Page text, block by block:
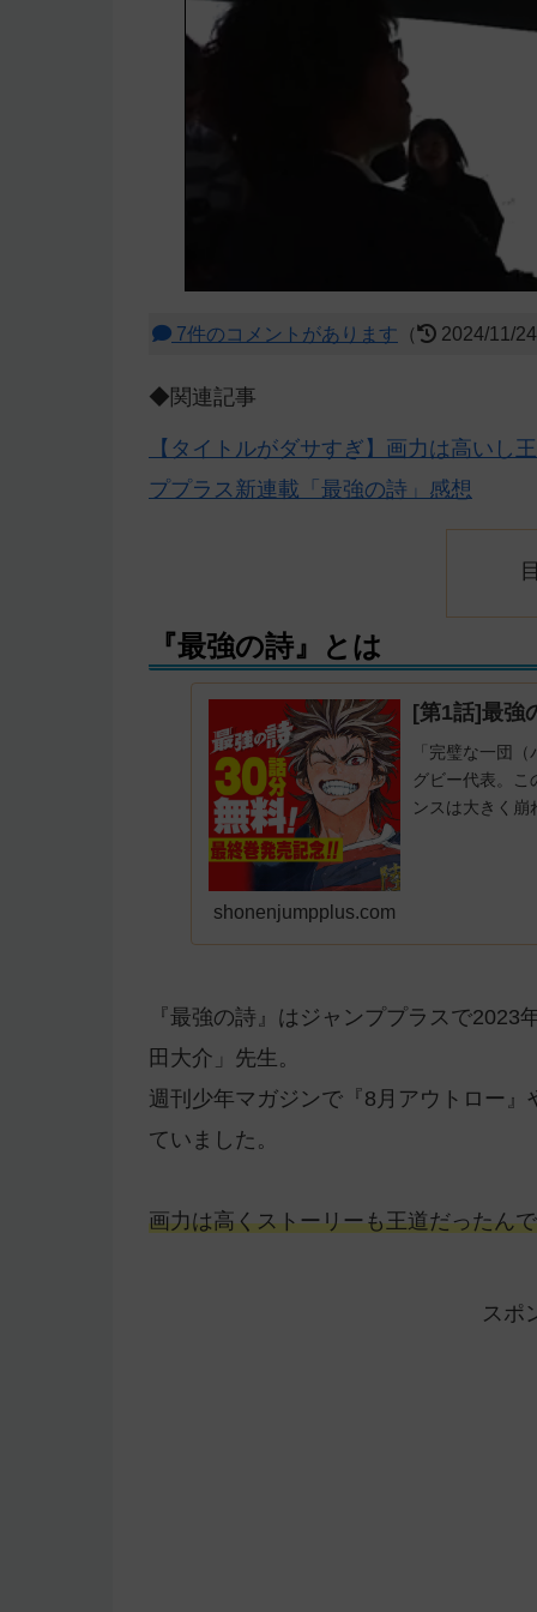
7件のコメントがあります （ 2024/11/
◆関連記事
【タイトルがダサすぎ】画力は高いし
ププラス新連載「最強の詩」感想
『最強の詩』とは
[第1話]最強
「完璧な一団
グビー代表。
ンスは大きく
shonenjumpplus.com
『最強の詩』はジャンププラスで
田大介」先生。
週刊少年マガジンで『8月アウトロー
ていました。
画力は高くストーリーも王道だったん
スポ